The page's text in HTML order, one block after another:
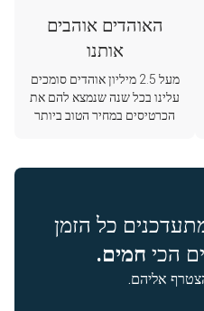
האוהדים אוהבים
אותנו
מעל 2.5 מיליון אוהדים סומכים
עלינו בכל שנה שנמצא להם את
הכרטיסים במחיר הטוב ביותר
כל הזמן
הכי חמים.
אליהם.